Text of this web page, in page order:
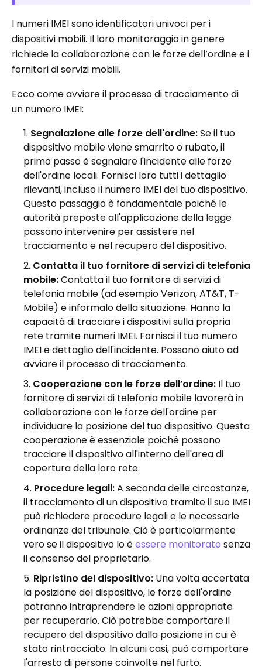
I numeri IMEI sono identificatori univoci per i
dispositivi mobili. Il loro monitoraggio in genere
richiede la collaborazione con le forze dell’ordine e i
fornitori di servizi mobili.
Ecco come avviare il processo di tracciamento di
un numero IMEI:
Segnalazione alle forze dell'ordine:Se il tuo
dispositivo mobile viene smarrito o rubato, il
primo passo è segnalare l'incidente alle forze
dell'ordine locali. Fornisci loro tutti i dettaglio
rilevanti, incluso il numero IMEI del tuo dispositivo.
Questo passaggio è fondamentale poiché le
autorità preposte all'applicazione della legge
possono intervenire per assistere nel
tracciamento e nel recupero del dispositivo.
Contatta il tuo fornitore di servizi di telefonia
mobile:Contatta il tuo fornitore di servizi di
telefonia mobile (ad esempio Verizon, AT&T, T-
Mobile) e informalo della situazione. Hanno la
capacità di tracciare i dispositivi sulla propria
rete tramite numeri IMEI. Fornisci il tuo numero
IMEI e dettaglio dell'incidente. Possono aiuto ad
avviare il processo di tracciamento.
Cooperazione con le forze dell’ordine: Il tuo
fornitore di servizi di telefonia mobile lavorerà in
collaborazione con le forze dell'ordine per
individuare la posizione del tuo dispositivo. Questa
cooperazione è essenziale poiché possono
tracciare il dispositivo all'interno dell'area di
copertura della loro rete.
Procedure legali:A seconda delle circostanze,
il tracciamento di un dispositivo tramite il suo IMEI
può richiedere procedure legali e le necessarie
ordinanze del tribunale. Ciò è particolarmente
vero se il dispositivo lo èessere monitorato senza
il consenso del proprietario.
Ripristino del dispositivo: Una volta accertata
la posizione del dispositivo, le forze dell'ordine
potranno intraprendere le azioni appropriate
per recuperarlo. Ciò potrebbe comportare il
recupero del dispositivo dalla posizione in cui è
stato rintracciato. In alcuni casi, può comportare
l'arresto di persone coinvolte nel furto.